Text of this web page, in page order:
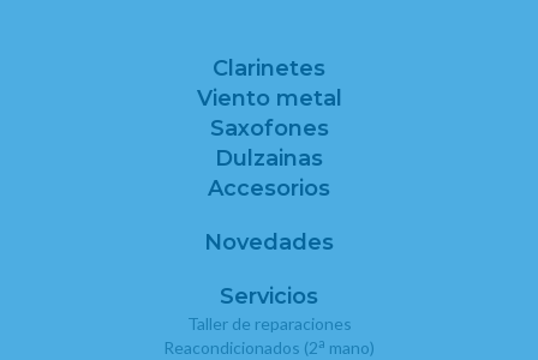
Clarinetes
Viento metal
Saxofones
Dulzainas
Accesorios
Novedades
Servicios
Taller de reparaciones
Reacondicionados (2a mano)